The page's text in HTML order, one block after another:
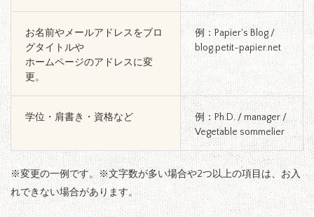
お名前やメールアドレスをブロ
グタイトルや
ホームページのアドレスに変
更。
例：Papier's Blog /
blog.petit-papier.net
学位・肩書き・資格など
例：Ph.D. / manager /
Vegetable sommelier
※変更の一例です。※文字数が多い場合や2つ以上の項目は、お入
れできない場合があります。